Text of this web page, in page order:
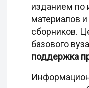
изданием по
материалов
сборников.
базового
поддержка